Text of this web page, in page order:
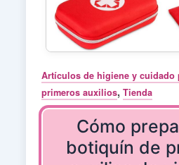
Artículos de higiene y cuidado
primeros auxilios, Tienda
Cómo
botiquín de